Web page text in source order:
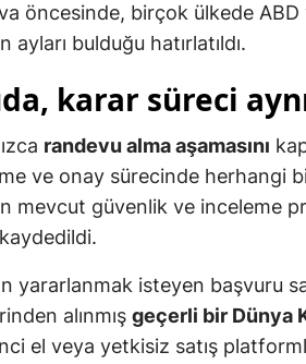
öncesinde, birçok ülkede ABD
bulduğu hatırlatıldı.
karar süreci
randevu alma aşamasını
ve onay sürecinde herhangi
mevcut güvenlik ve inceleme
yararlanmak isteyen başvuru
alınmış geçerli bir Dünya
el veya yetkisiz satış